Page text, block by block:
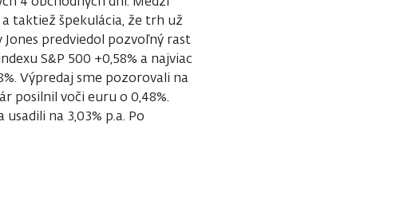
taktiež špekulácia, že trh už
predviedol pozvoľný rast
S&P 500 +0,58% a najviac
Výpredaj sme pozorovali na
posilnil voči euru o 0,48%.
na 3,03% p.a. Po